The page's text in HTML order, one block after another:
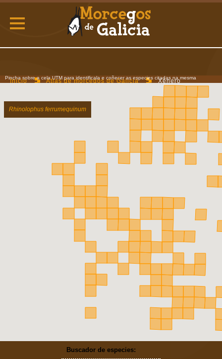
Inicio Atlas de morcegos de Galicia
Xénero
Rhinolophus ferrumequinum
Pincha sobre a cela UTM para identificala e coñecer as especies citadas na mesma
Buscador de especies: